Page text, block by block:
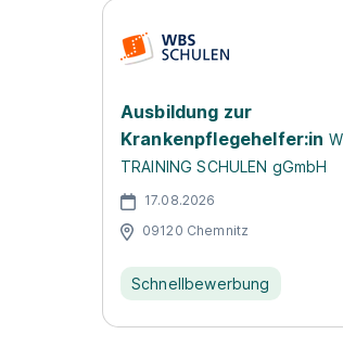
Ausbildung zur
Krankenpflegehelfer:in
TRAINING SCHULEN gGmbH
17.08.2026
09120 Chemnitz
Schnellbewerbung